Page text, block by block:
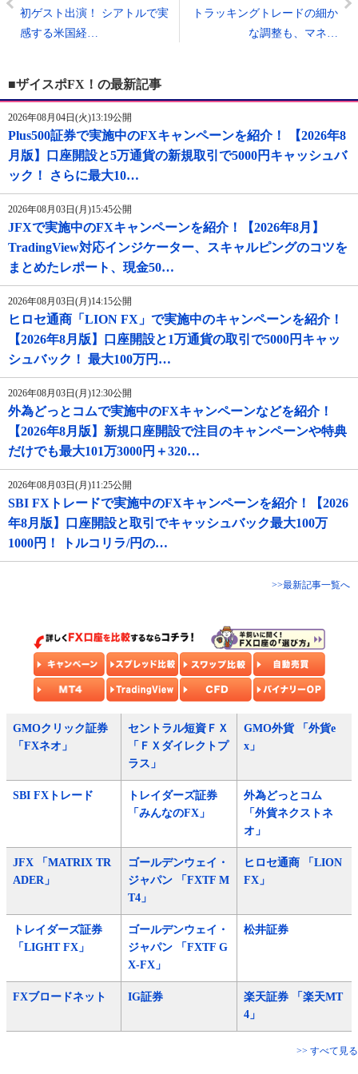
初ゲスト出演！ シアトルで実
感する米国経…
トラッキングトレードの細か
な調整も、マネ…
■ザイスポFX！の最新記事
2026年08月04日(火)13:19公開
Plus500証券で実施中のFXキャンペーンを紹介！ 【2026年8
月版】口座開設と5万通貨の新規取引で5000円キャッシュバ
ック！ さらに最大10…
2026年08月03日(月)15:45公開
JFXで実施中のFXキャンペーンを紹介！【2026年8月】
TradingView対応インジケーター、スキャルピングのコツを
まとめたレポート、現金50…
2026年08月03日(月)14:15公開
ヒロセ通商「LION FX」で実施中のキャンペーンを紹介！
【2026年8月版】口座開設と1万通貨の取引で5000円キャッ
シュバック！ 最大100万円…
2026年08月03日(月)12:30公開
外為どっとコムで実施中のFXキャンペーンなどを紹介！
【2026年8月版】新規口座開設で注目のキャンペーンや特典
だけでも最大101万3000円＋320…
2026年08月03日(月)11:25公開
SBI FXトレードで実施中のFXキャンペーンを紹介！【2026
年8月版】口座開設と取引でキャッシュバック最大100万
1000円！ トルコリラ/円の…
>>最新記事一覧へ
GMOクリック証券
「FXネオ」
セントラル短資ＦＸ
「ＦＸダイレクトプ
ラス」
GMO外貨 「外貨e
x」
SBI FXトレード
トレイダーズ証券
「みんなのFX」
外為どっとコム
「外貨ネクストネ
オ」
JFX 「MATRIX TR
ADER」
ゴールデンウェイ・
ジャパン 「FXTF M
T4」
ヒロセ通商 「LION
FX」
トレイダーズ証券
「LIGHT FX」
ゴールデンウェイ・
ジャパン 「FXTF G
X-FX」
松井証券
FXブロードネット IG証券
楽天証券 「楽天MT
4」
>> すべて見る